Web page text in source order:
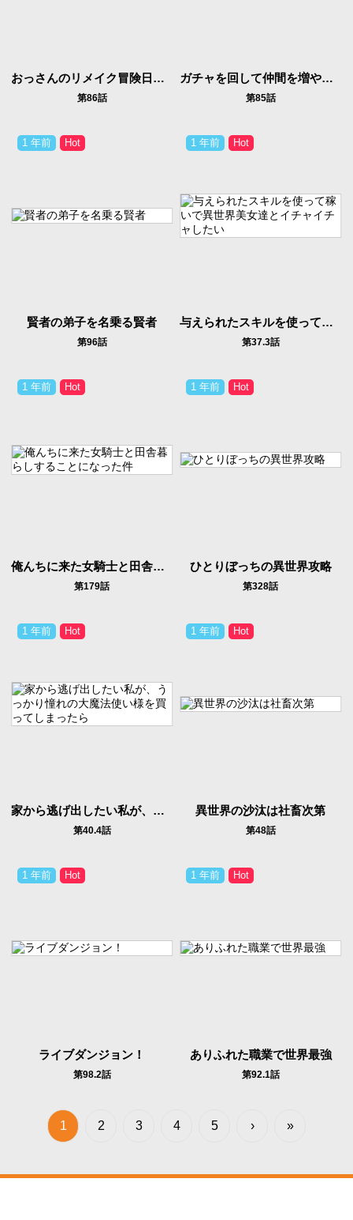
おっさんのリメイク冒険日記 ～オートキャンプから始まる異世界満喫ライフ～
第86話
ガチャを回して仲間を増やす 最強の美少女軍団を作り上げろ
第85話
1 年前
賢者の弟子を名乗る賢者
第96話
1 年前
与えられたスキルを使って稼いで異世界美女達とイチャイチャしたい
第37.3話
1 年前
俺んちに来た女騎士と田舎暮らしすることになった件
第179話
1 年前
ひとりぼっちの異世界攻略
第328話
1 年前
家から逃げ出したい私が、うっかり憧れの大魔法使い様を買ってしまったら
第40.4話
1 年前
異世界の沙汰は社畜次第
第48話
1 年前
ライブダンジョン！
第98.2話
1 年前
ありふれた職業で世界最強
第92.1話
1 2 3 4 5 › »